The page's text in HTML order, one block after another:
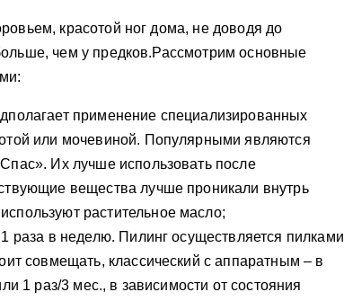
красотой ног дома, не доводя до
чем у предков.Рассмотрим основные
применение специализированных
или мочевиной. Популярными являются
Их лучше использовать после
вещества лучше проникали внутрь
растительное масло;
раза в неделю. Пилинг осуществляется пилками
совмещать, классический с аппаратным – в
1 раз/3 мес., в зависимости от состояния